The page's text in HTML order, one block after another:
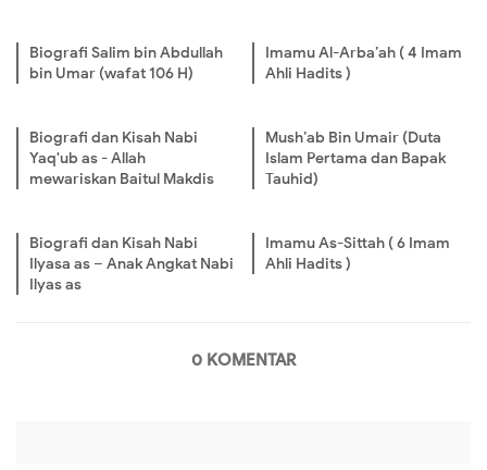
Biografi Salim bin Abdullah
bin Umar (wafat 106 H)
Imamu Al-Arba’ah ( 4 Imam
Ahli Hadits )
Biografi dan Kisah Nabi
Yaq'ub as - Allah
mewariskan Baitul Makdis
Mush’ab Bin Umair (Duta
Islam Pertama dan Bapak
Tauhid)
Biografi dan Kisah Nabi
Ilyasa as – Anak Angkat Nabi
Ilyas as
Imamu As-Sittah ( 6 Imam
Ahli Hadits )
0 KOMENTAR